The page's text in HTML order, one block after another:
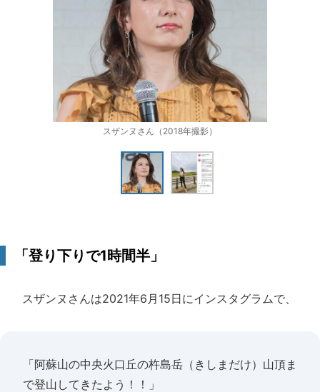
スザンヌさん（2018年撮影）
「登り下りで1時間半」
スザンヌさんは2021年6月15日にインスタグラムで、
「阿蘇山の中央火口丘の杵島岳（きしまだけ）山頂ま
で登山してきたよう！！」